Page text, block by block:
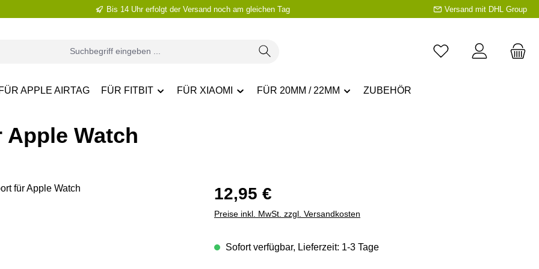
Bis 14 Uhr erfolgt der Versand noch am gleichen Tag Versand mit DHL Group
FÜR APPLE AIRTAG FÜR FITBIT FÜR XIAOMI FÜR 20MM / 22MM ZUBEHÖR
Watch
Regulärer Preis:
12,95 €
Preise inkl. MwSt. zzgl. Versandkosten
Sofort verfügbar, Lieferzeit: 1-3 Tage